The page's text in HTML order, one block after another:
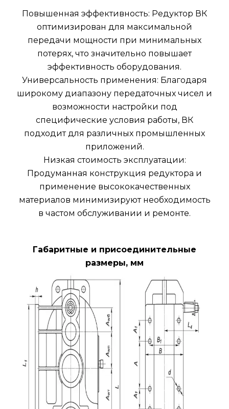
Повышенная эффективность: Редуктор ВК
оптимизирован для максимальной
передачи мощности при минимальных
потерях, что значительно повышает
эффективность оборудования.
Универсальность применения: Благодаря
широкому диапазону передаточных чисел и
возможности настройки под
специфические условия работы, ВК
подходит для различных промышленных
приложений.
Низкая стоимость эксплуатации:
Продуманная конструкция редуктора и
применение высококачественных
материалов минимизируют необходимость
в частом обслуживании и ремонте.
Габаритные и присоединительные
размеры, мм